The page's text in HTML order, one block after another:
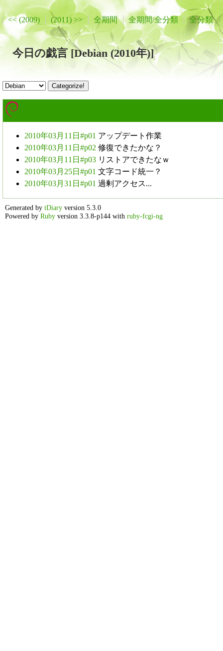
<< (2009) (2011) >> 全期間 全期間/全分類 全分類
今日の戯言 [Debian (2010年)]
2010年03月11日#p01 アップデート作業
2010年03月11日#p02 修復できたかな？
2010年03月11日#p03 リストアできたなｗ
2010年03月25日#p01 文字コード統一？
2010年03月31日#p01 過剰アクセス...
Generated by tDiary version 5.3.0
Powered by Ruby version 3.3.8-p144 with ruby-fcgi-ng